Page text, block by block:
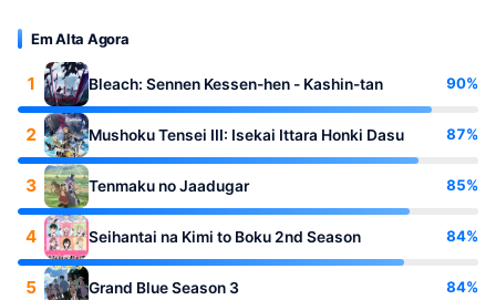
Em Alta Agora
1 Bleach: Sennen Kessen-hen - Kashin-tan 90%
2 Mushoku Tensei III: Isekai Ittara Honki Dasu 87%
3 Tenmaku no Jaadugar 85%
4 Seihantai na Kimi to Boku 2nd Season 84%
5 Grand Blue Season 3 84%